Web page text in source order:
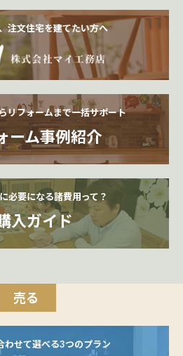
注文住宅を建てたい方へ
リフォームまで一括サポート
ーム事例紹介
必要になる諸費用って？
入ガイド
売る
わせて選べる3つのプラン